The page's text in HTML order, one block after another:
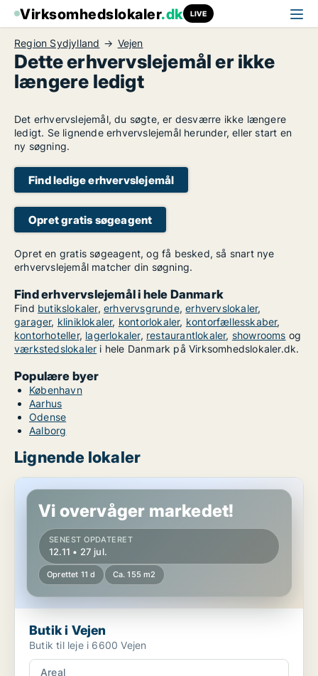
Virksomhedslokaler.dk LIVE
Region Sydjylland Vejen
Dette erhvervslejemål er ikke
længere ledigt
Det erhvervslejemål, du søgte, er desværre ikke længere
ledigt. Se lignende erhvervslejemål herunder, eller start en
ny søgning.
Find ledige erhvervslejemål
Opret gratis søgeagent
Opret en gratis søgeagent, og få besked, så snart nye
erhvervslejemål matcher din søgning.
Find erhvervslejemål i hele Danmark
Find butikslokaler,erhvervsgrunde,erhvervslokaler,
garager, kliniklokaler, kontorlokaler, kontorfællesskaber,
kontorhoteller, lagerlokaler, restaurantlokaler, showrooms og
værkstedslokaler i hele Danmark på Virksomhedslokaler.dk.
Populære byer
København
Aarhus
Odense
Aalborg
Lignende lokaler
Butik i Vejen
Vi overvåger markedet!
SENEST OPDATERET
12.11 • 27 jul.
Oprettet 11 d Ca. 155 m2
Butik i Vejen
Butik til leje i 6600 Vejen
Areal